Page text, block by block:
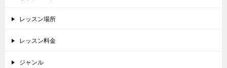
レッスン場所
レッスン料金
ジャンル